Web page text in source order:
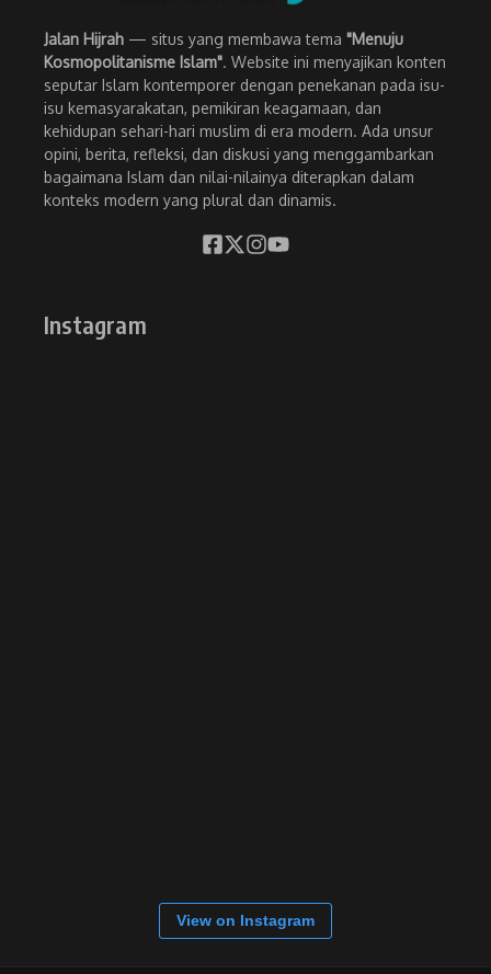
Jalan Hijrah — situs yang membawa tema "Menuju
Kosmopolitanisme Islam". Website ini menyajikan konten
seputar Islam kontemporer dengan penekanan pada isu-
isu kemasyarakatan, pemikiran keagamaan, dan
kehidupan sehari-hari muslim di era modern. Ada unsur
opini, berita, refleksi, dan diskusi yang menggambarkan
bagaimana Islam dan nilai-nilainya diterapkan dalam
konteks modern yang plural dan dinamis.
Instagram
View on Instagram